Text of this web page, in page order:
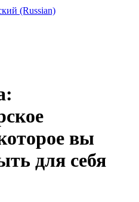
(Russian)
вы
для себя